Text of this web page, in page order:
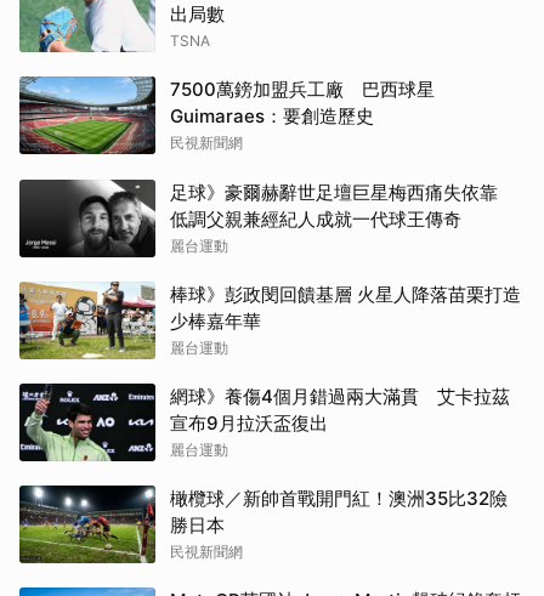
出局數
TSNA
7500萬鎊加盟兵工廠 巴西球星
Guimaraes：要創造歷史
民視新聞網
足球》豪爾赫辭世足壇巨星梅西痛失依靠
低調父親兼經紀人成就一代球王傳奇
麗台運動
棒球》彭政閔回饋基層 火星人降落苗栗打造
少棒嘉年華
麗台運動
網球》養傷4個月錯過兩大滿貫 艾卡拉茲
宣布9月拉沃盃復出
麗台運動
橄欖球／新帥首戰開門紅！澳洲35比32險
勝日本
民視新聞網